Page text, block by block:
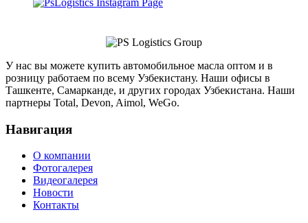
У нас вы можете купить автомобильное масла оптом и в
розницу работаем по всему Узбекистану. Наши офисы в
Ташкенте, Самарканде, и других городах Узбекистана. Наши
партнеры Total, Devon, Aimol, WeGo.
Навигация
О компании
Фотогалерея
Видеогалерея
Новости
Контакты